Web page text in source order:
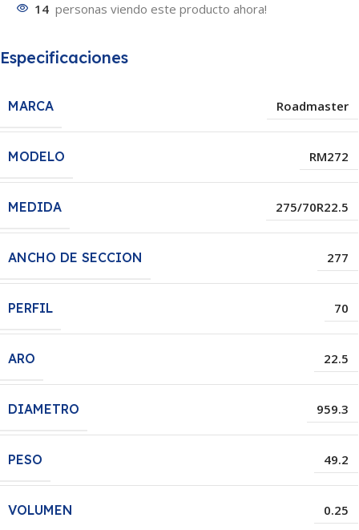
14 personas viendo este producto ahora!
Especificaciones
MARCA Roadmaster
MODELO RM272
MEDIDA 275/70R22.5
ANCHO DE SECCION 277
PERFIL 70
ARO 22.5
DIAMETRO 959.3
PESO 49.2
VOLUMEN 0.25